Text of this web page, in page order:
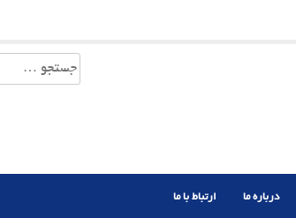
جستجو
برای:
درباره ما ارتباط با ما